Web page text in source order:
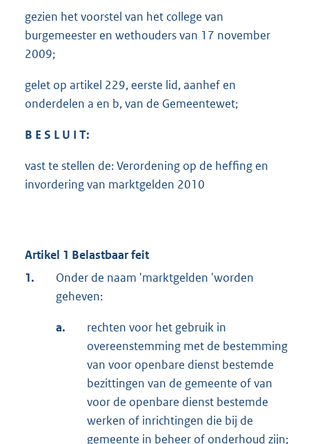
gezien het voorstel van het college van
burgemeester en wethouders van 17 november
2009;
gelet op artikel 229, eerste lid, aanhef en
onderdelen a en b, van de Gemeentewet;
B E S L U I T:
vast te stellen de: Verordening op de heffing en
invordering van marktgelden 2010
Artikel 1 Belastbaar feit
1.
Onder de naam 'marktgelden 'worden
geheven:
a.
rechten voor het gebruik in
overeenstemming met de bestemming
van voor openbare dienst bestemde
bezittingen van de gemeente of van
voor de openbare dienst bestemde
werken of inrichtingen die bij de
gemeente in beheer of onderhoud zijn;